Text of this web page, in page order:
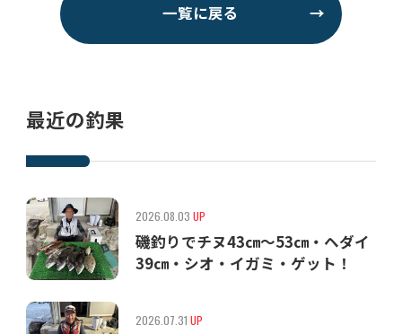
一覧に戻る →
最近の釣果
2026.08.03 UP
磯釣りでチヌ43㎝〜53㎝・ヘダイ
39㎝・シオ・イガミ・ゲット！
2026.07.31 UP